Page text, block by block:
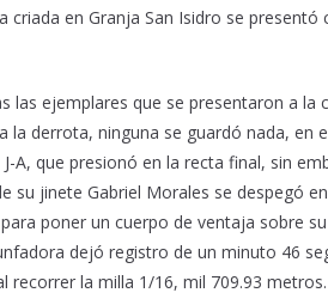
criada en Granja San Isidro se
las ejemplares que se presentaron a la
la derrota, ninguna se guardó nada, en
A, que presionó en la recta final, sin
su jinete Gabriel Morales se despegó
poner un cuerpo de ventaja sobre su
dejó registro de un minuto 46
recorrer la milla 1/16, mil 709.93 metros.